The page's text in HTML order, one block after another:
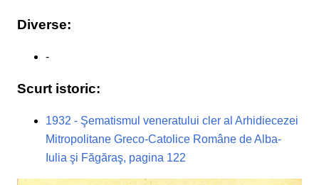
Diverse:
-
Scurt istoric:
1932 - Şematismul veneratului cler al Arhidiecezei
Mitropolitane Greco-Catolice Române de Alba-
Iulia şi Făgăraş, pagina 122